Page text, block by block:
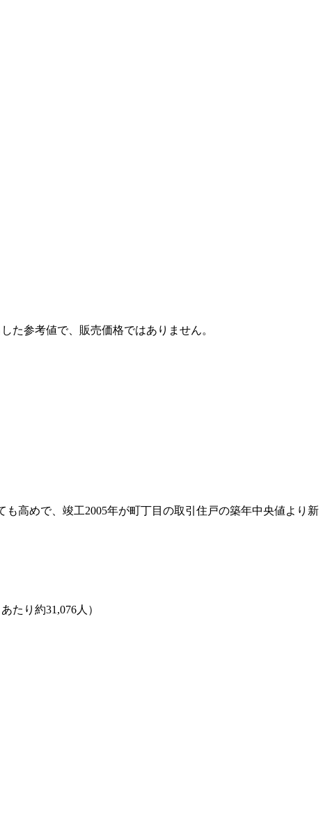
た参考値で、販売価格ではありません。
高めで、竣工2005年が町丁目の取引住戸の築年中央値より新
たり約31,076人）